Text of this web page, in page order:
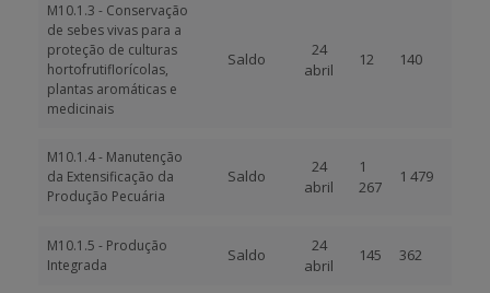
M10.1.3 - Conservação
de sebes vivas para a
proteção de culturas
hortofrutiflorícolas,
plantas aromáticas e
medicinais
Saldo
24
abril
12 140
M10.1.4 - Manutenção
da Extensificação da
Produção Pecuária
Saldo
24
abril
1
267
1 479
M10.1.5 - Produção
Integrada
Saldo
24
abril
145 362